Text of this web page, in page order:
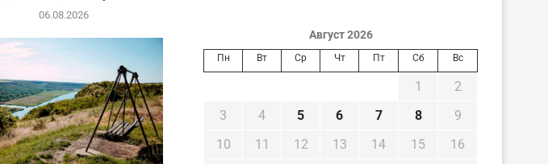
06.08.2026
Август 2026
Пн Вт Ср Чт Пт Сб Вс
1
2
3
4 5 6 7 8
9
10
11 12 13 14 15
16